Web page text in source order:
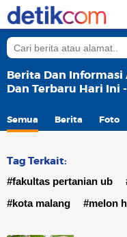
Berita Dan
Dan Terbaru Hari Ini
Semua Berita Foto
Tag Terkait:
#fakultas pertanian ub
#kota malang
#melon